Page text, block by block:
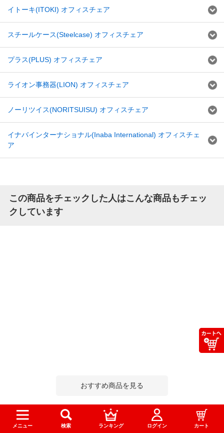
イトーキ(ITOKI) オフィスチェア
スチールケース(Steelcase) オフィスチェア
プラス(PLUS) オフィスチェア
ライオン事務器(LION) オフィスチェア
ノーリツイス(NORITSUISU) オフィスチェア
イナバインターナショナル(Inaba International) オフィスチェ
ア
この商品をチェックした人はこんな商品もチェッ
クしています
おすすめ商品を見る
この商品を買った人はこんな商品も買っています
メニュー 検索 ランキング ログイン カート